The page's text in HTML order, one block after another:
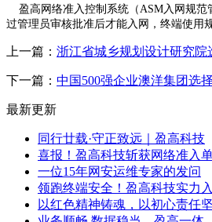
盈高网络准入控制 系统（ASM 入网规
过管理员审核批准后才能入网，终端使用
上一篇： 浙江省城乡规划设计研究
下一篇： 中国500强企业澳洋集团选
最新更新
同行廿载·守正致远｜盈高科技
喜报！盈高科技斩获网络准入
一位15年网安运维专家的发问
领跑终端安全！盈高科技实力入
以红色精神铸魂，以初心责任坚